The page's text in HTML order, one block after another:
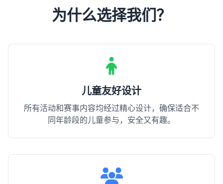
为什么选择我们？
儿童友好设计
所有活动和赛事内容均经过精心设计，确保适合不
同年龄段的儿童参与，安全又有趣。